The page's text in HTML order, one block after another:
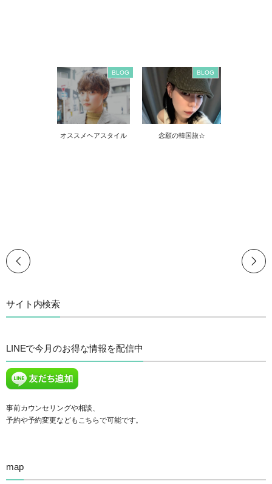
BLOG
オススメヘアスタイル
BLOG
念願の韓国旅☆
サイト内検索
LINEで今月のお得な情報を配信中
事前カウンセリングや相談、
予約や予約変更などもこちらで可能です。
map